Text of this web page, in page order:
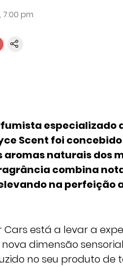
7:00 pm
especializado
Scent foi
aromas naturais dos
combina
na perfeição
Cars está a levar a
dimensão
no seu produto de